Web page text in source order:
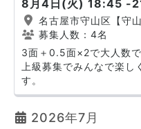
8月4日(火) 18:45 -
名古屋市守山区【守
募集人数：4名
3面＋0.5面×2で大人数
上級募集でみんなで楽
す。
2026年7月